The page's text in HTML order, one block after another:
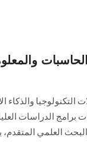
الحاسبات
والذكاء
برامج الدراسات
العلمي